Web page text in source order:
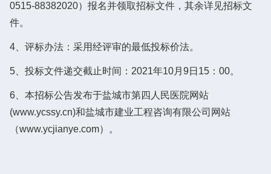
0515-88382020）报名并领取招标文件，其余详见招标文
件。
4、评标办法：采用经评审的最低投标价法。
5、投标文件递交截止时间：2021年10月9日15：00。
6、本招标公告发布于盐城市第四人民医院网站
(www.ycssy.cn)和盐城市建业工程咨询有限公司网站
（www.ycjianye.com）。